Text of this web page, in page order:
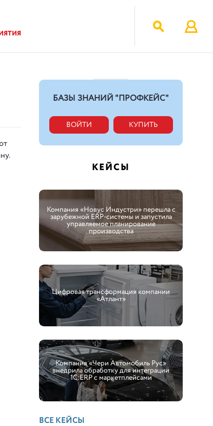
БАЗЫ ЗНАНИЙ "ПРОФКЕЙС"
ВОЙТИ КУПИТЬ
КЕЙСЫ
Компания «Новус Индустри» перешла с
зарубежной ERP-системы и запустила
управляемое планирование
производства
Цифровая трансформация компании
«Атлант»
Компания «Чери Автомобиль Рус»
внедрила обработку для интеграции
1С:ERP с маркетплейсами
ВСЕ КЕЙСЫ